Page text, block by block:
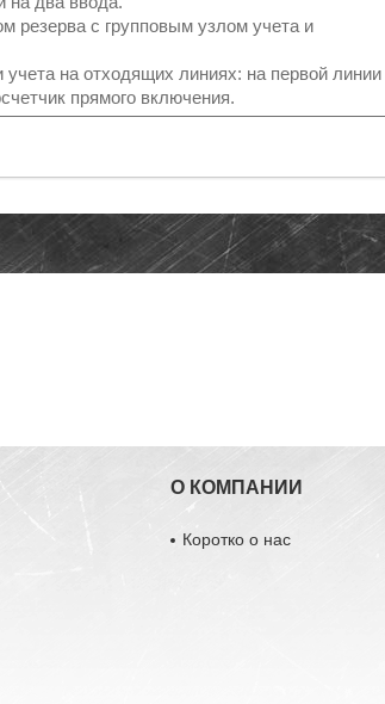
резерва с групповым узлом учета и
на отходящих линиях: на первой линии
прямого включения.
О КОМПАНИИ
Коротко о нас